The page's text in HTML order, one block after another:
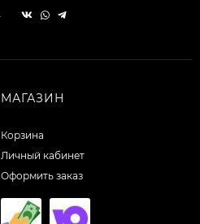
МАГАЗИН
Корзина
Личный кабинет
Оформить заказ